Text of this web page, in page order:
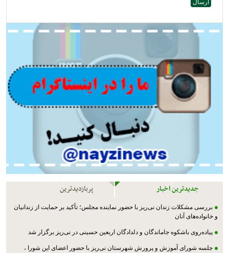
جدیدترین اخبار پربازدیدترین
بررسی مشکلات زندان نی‌ریز با حضور نماینده مجلس؛ تأکید بر حمایت از زندانیان
و خانواده‌های آنان
پیاده‌روی باشکوه جاماندگان و دلدادگان اربعین حسینی در نی‌ریز برگزار شد
جلسه شورای آموزش و پرورش شهرستان نی‌ریز با حضور اعضای این شورا ،